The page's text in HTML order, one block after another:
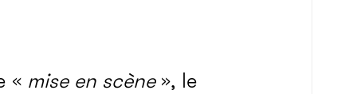
« mise en scène», le